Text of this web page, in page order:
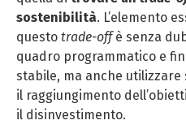
sostenibilità. L’elemento
questo trade-offè senza
quadro programmatico e
stabile, ma anche
il raggiungimento
il disinvestimento.